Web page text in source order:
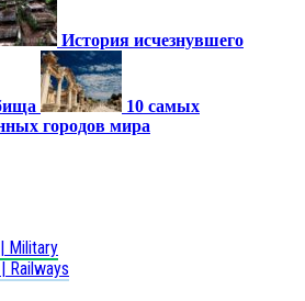
История исчезнувшего
10 самых
городов мира
Military
Railways